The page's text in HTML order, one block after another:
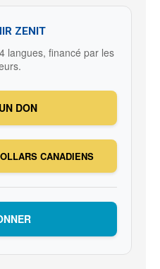
ZENIT
langues, financé par les
DON
CANADIENS